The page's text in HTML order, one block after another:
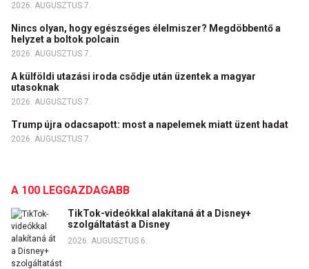
2026. AUGUSZTUS 7.
Nincs olyan, hogy egészséges élelmiszer? Megdöbbentő a
helyzet a boltok polcain
2026. AUGUSZTUS 7.
A külföldi utazási iroda csődje után üzentek a magyar
utasoknak
2026. AUGUSZTUS 7.
Trump újra odacsapott: most a napelemek miatt üzent hadat
2026. AUGUSZTUS 7.
A 100 LEGGAZDAGABB
TikTok-videókkal alakítaná át a Disney+
szolgáltatást a Disney
2026. AUGUSZTUS 6.